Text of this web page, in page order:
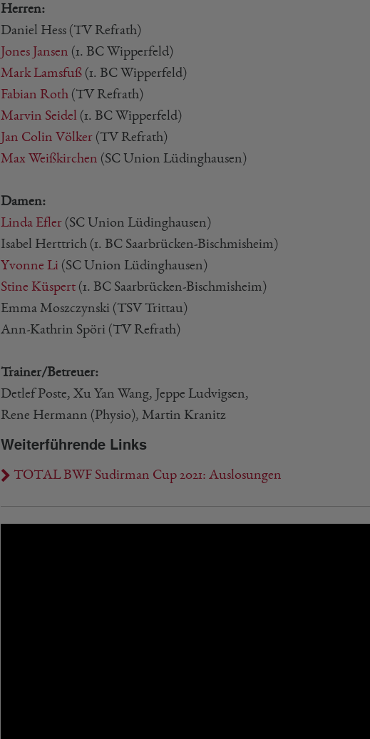
Herren:
Daniel Hess (TV Refrath)
Jones Jansen (1. BC Wipperfeld)
Mark Lamsfuß (1. BC Wipperfeld)
Fabian Roth (TV Refrath)
Marvin Seidel (1. BC Wipperfeld)
Jan Colin Völker (TV Refrath)
Max Weißkirchen (SC Union Lüdinghausen)
Damen:
Linda Efler (SC Union Lüdinghausen)
Isabel Herttrich (1. BC Saarbrücken-Bischmisheim)
Yvonne Li (SC Union Lüdinghausen)
Stine Küspert (1. BC Saarbrücken-Bischmisheim)
Emma Moszczynski (TSV Trittau)
Ann-Kathrin Spöri (TV Refrath)
Trainer/Betreuer:
Detlef Poste, Xu Yan Wang, Jeppe Ludvigsen,
Rene Hermann (Physio), Martin Kranitz
Weiterführende Links
TOTAL BWF Sudirman Cup 2021: Auslosungen